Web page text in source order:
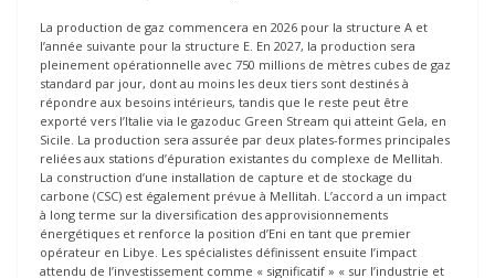
La production de gaz commencera en 2026 pour la structure A et
l’année suivante pour la structure E. En 2027, la production sera
pleinement opérationnelle avec 750 millions de mètres cubes de gaz
standard par jour, dont au moins les deux tiers sont destinés à
répondre aux besoins intérieurs, tandis que le reste peut être
exporté vers l’Italie via le gazoduc Green Stream qui atteint Gela, en
Sicile. La production sera assurée par deux plates-formes principales
reliées aux stations d’épuration existantes du complexe de Mellitah.
La construction d’une installation de capture et de stockage du
carbone (CSC) est également prévue à Mellitah. L’accord a un impact
à long terme sur la diversification des approvisionnements
énergétiques et renforce la position d’Eni en tant que premier
opérateur en Libye. Les spécialistes définissent ensuite l’impact
attendu de l’investissement comme « significatif » « sur l’industrie et